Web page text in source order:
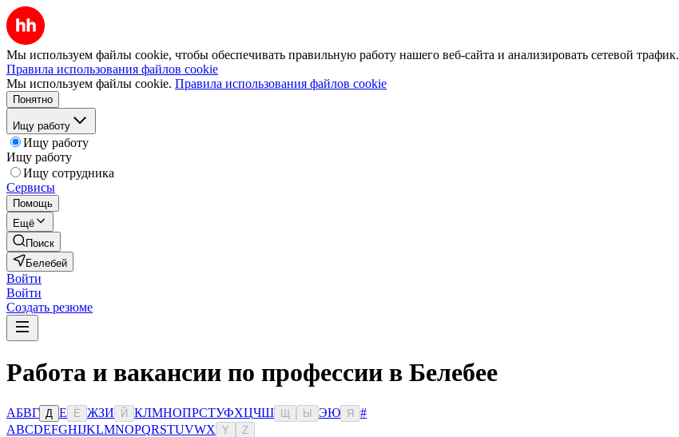
Мы используем файлы cookie, чтобы обеспечивать правильную работу нашего веб-сайта и анализировать сетевой трафик.
Правила использования файлов cookie
Мы используем файлы cookie. Правила использования файлов cookie
Понятно
Ищу работу
Ищу работу
Ищу работу
Ищу сотрудника
Сервисы
Помощь
Ещё
Поиск
Белебей
Войти
Войти
Создать резюме
Работа и вакансии по профессии в Белебее
АБВГ Д Е Ё ЖЗИ Й КЛМНОПРСТУФХЦЧШ Ы ЭЮ Я
#
ABCDEFGHIJKLMNOPQRSTUVWX Y Z